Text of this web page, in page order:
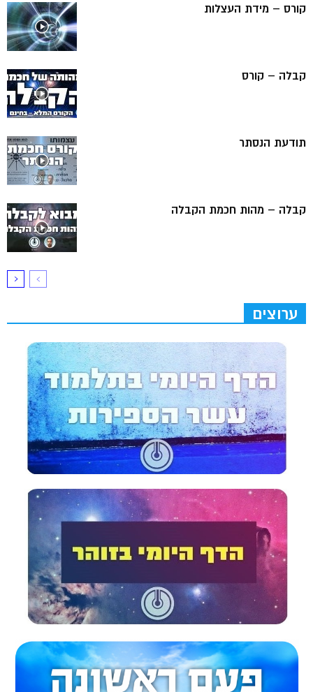
קורס – מידת העצלות
קבלה – קורס
תודעת הנסתר
קבלה – מהות חכמת הקבלה
ערוצים